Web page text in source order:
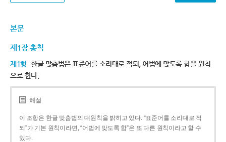
본문
제1장 총칙
제1항 한글 맞춤법은 표준어를 소리대로 적되, 어법에 맞도록 함을 원칙
으로 한다.
해설
이 조항은 한글 맞춤법의 대원칙을 밝히고 있다. “표준어를 소리대로 적
되”가 기본 원칙이라면, “어법에 맞도록 함”은 또 다른 원칙이라고 할 수
있다.